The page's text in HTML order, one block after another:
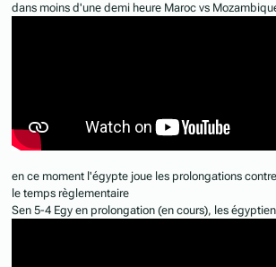
dans moins d'une demi heure Maroc vs
en ce moment l'égypte joue les prolongations
le temps règlementaire
Sen 5-4 Egy en prolongation (en cours), les